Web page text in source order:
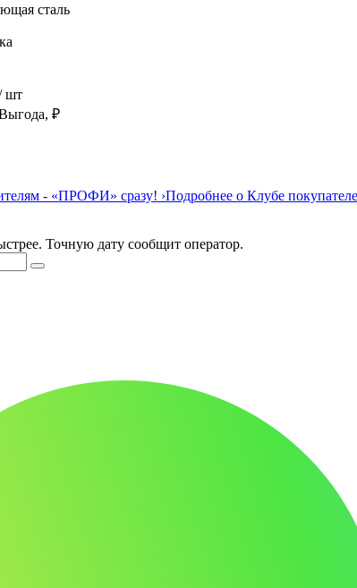
сталь
шт
₽
- «ПРОФИ» сразу! ›Подробнее о Клубе
Точную дату сообщит оператор.